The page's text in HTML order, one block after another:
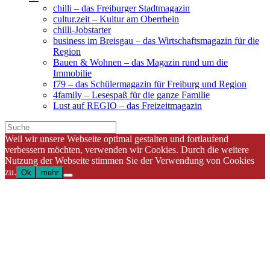
chilli – das Freiburger Stadtmagazin
cultur.zeit – Kultur am Oberrhein
chilli-Jobstarter
business im Breisgau – das Wirtschaftsmagazin für die
Region
Bauen & Wohnen – das Magazin rund um die
Immobilie
f79 – das Schülermagazin für Freiburg und Region
4family – Lesespaß für die ganze Familie
Lust auf REGIO – das Freizeitmagazin
Weil wir unsere Webseite optimal gestalten und fortlaufend
verbessern möchten, verwenden wir Cookies. Durch die weitere
Nutzung der Webseite stimmen Sie der Verwendung von Cookies
zu. Ok mehr